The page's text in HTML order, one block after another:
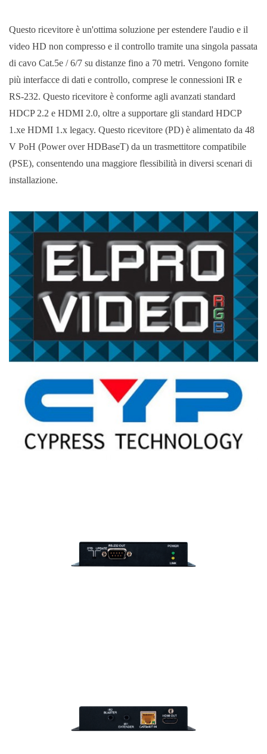
Questo ricevitore è un'ottima soluzione per estendere l'audio e il
video HD non compresso e il controllo tramite una singola passata
di cavo Cat.5e / 6/7 su distanze fino a 70 metri. Vengono fornite
più interfacce di dati e controllo, comprese le connessioni IR e
RS-232. Questo ricevitore è conforme agli avanzati standard
HDCP 2.2 e HDMI 2.0, oltre a supportare gli standard HDCP
1.xe HDMI 1.x legacy. Questo ricevitore (PD) è alimentato da 48
V PoH (Power over HDBaseT) da un trasmettitore compatibile
(PSE), consentendo una maggiore flessibilità in diversi scenari di
installazione.